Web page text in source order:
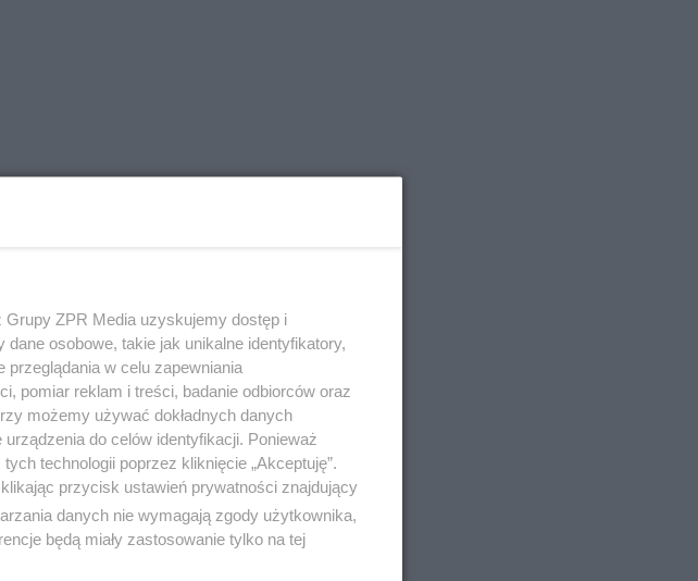
ZPR Media uzyskujemy dostęp i
osobowe, takie jak unikalne identyfikatory,
przeglądania w celu zapewniania
pomiar reklam i treści, badanie odbiorców oraz
możemy używać dokładnych danych
do celów identyfikacji. Ponieważ
technologii poprzez kliknięcie „Akceptuję”.
przycisk ustawień prywatności znajdujący
danych nie wymagają zgody użytkownika,
będą miały zastosowanie tylko na tej